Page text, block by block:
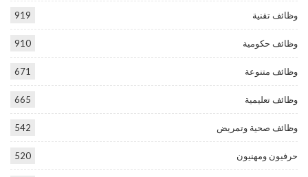
وظائف تقنية 919
وظائف حكومية 910
وظائف متنوعة 671
وظائف تعليمية 665
وظائف صحية وتمريض 542
حرفيون ومهنيون 520